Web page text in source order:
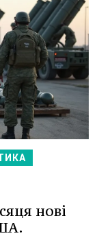
нові